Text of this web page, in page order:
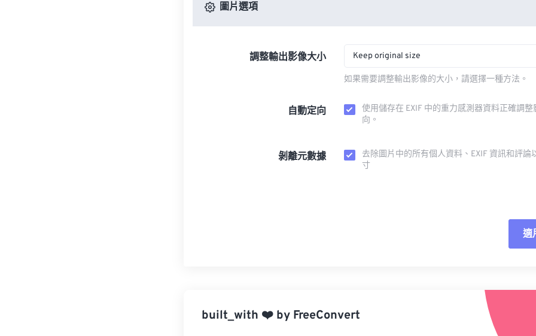
圖片選項
調整輸出影像大小 Keep original size
如果需要調整輸出影像的大小，請選擇一種方法。
自動定向
使用儲存在 EXIF 中的重力感測器資料正確調整
向。
剝離元數據
去除圖片中的所有個人資料、EXIF 資訊和評論
寸
適
built_with ❤️ by FreeConvert